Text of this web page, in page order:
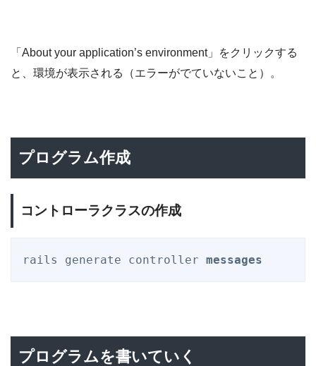
「About your application’s environment」をクリックする
と、環境が表示される（エラーがでていないこと）。
プログラム作成
コントローラクラスの作成
rails generate controller messages
プログラムを書いていく